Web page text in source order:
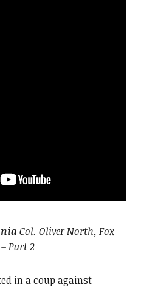
Col. Oliver North, Fox
Part 2
in a coup against